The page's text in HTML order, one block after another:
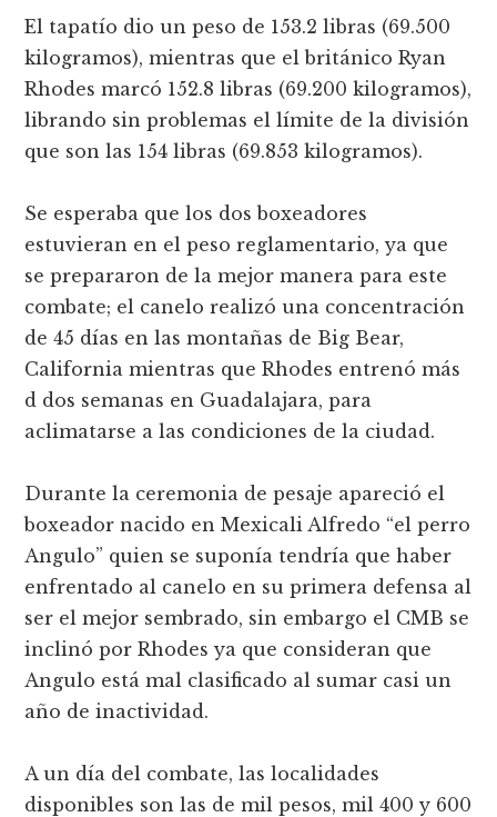
El tapatío dio un peso de 153.2 libras (69.500
kilogramos), mientras que el británico Ryan
Rhodes marcó 152.8 libras (69.200 kilogramos),
librando sin problemas el límite de la división
que son las 154 libras (69.853 kilogramos).
Se esperaba que los dos boxeadores
estuvieran en el peso reglamentario, ya que
se prepararon de la mejor manera para este
combate; el canelo realizó una concentración
de 45 días en las montañas de Big Bear,
California mientras que Rhodes entrenó más
d dos semanas en Guadalajara, para
aclimatarse a las condiciones de la ciudad.
Durante la ceremonia de pesaje apareció el
boxeador nacido en Mexicali Alfredo “el perro
Angulo” quien se suponía tendría que haber
enfrentado al canelo en su primera defensa al
ser el mejor sembrado, sin embargo el CMB se
inclinó por Rhodes ya que consideran que
Angulo está mal clasificado al sumar casi un
año de inactividad.
A un día del combate, las localidades
disponibles son las de mil pesos, mil 400 y 600